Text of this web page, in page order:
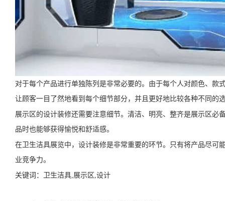
对于每个产品进行单独陈列是非常必要的。由于每个人对颜色、
让顾客一目了然地看到每个细节部分，并且更好地比较各种不同的
展示区的设计装修还需要注意细节。清洁、明亮、整齐是展示区
品时也能够获得愉悦和舒适感。
在卫生洁具展览中，设计装修是非常重要的环节。只有将产品尽
业竞争力。
关键词： 卫生洁具,展示区,设计